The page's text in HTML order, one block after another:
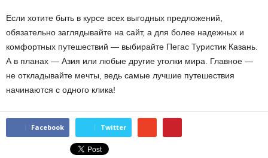
Если хотите быть в курсе всех выгодных предложений,
обязательно заглядывайте на сайт, а для более надежных и
комфортных путешествий — выбирайте Пегас Туристик Казань.
А в планах — Азия или любые другие уголки мира. Главное —
не откладывайте мечты, ведь самые лучшие путешествия
начинаются с одного клика!
Facebook Twitter